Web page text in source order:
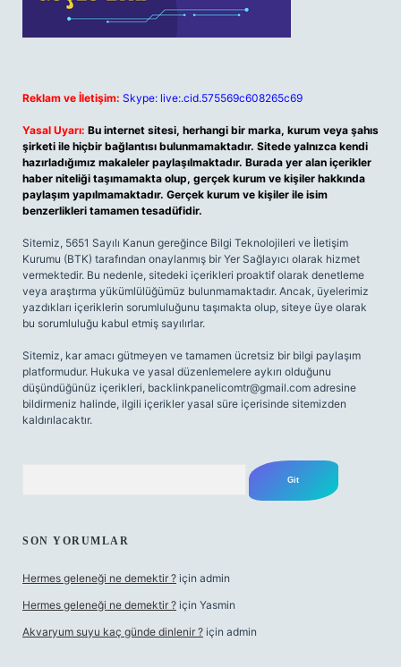
Reklam ve İletişim: Skype: live:.cid.575569c608265c69
Yasal Uyarı: Bu internet sitesi, herhangi bir marka, kurum veya şahıs
şirketi ile hiçbir bağlantısı bulunmamaktadır. Sitede yalnızca kendi
hazırladığımız makaleler paylaşılmaktadır. Burada yer alan içerikler
haber niteliği taşımamakta olup, gerçek kurum ve kişiler hakkında
paylaşım yapılmamaktadır. Gerçek kurum ve kişiler ile isim
benzerlikleri tamamen tesadüfidir.
Sitemiz, 5651 Sayılı Kanun gereğince Bilgi Teknolojileri ve İletişim
Kurumu (BTK) tarafından onaylanmış bir Yer Sağlayıcı olarak hizmet
vermektedir. Bu nedenle, sitedeki içerikleri proaktif olarak denetleme
veya araştırma yükümlülüğümüz bulunmamaktadır. Ancak, üyelerimiz
yazdıkları içeriklerin sorumluluğunu taşımakta olup, siteye üye olarak
bu sorumluluğu kabul etmiş sayılırlar.
Sitemiz, kar amacı gütmeyen ve tamamen ücretsiz bir bilgi paylaşım
platformudur. Hukuka ve yasal düzenlemelere aykırı olduğunu
düşündüğünüz içerikleri, backlinkpanelicomtr@gmail.com adresine
bildirmeniz halinde, ilgili içerikler yasal süre içerisinde sitemizden
kaldırılacaktır.
SON YORUMLAR
Hermes geleneği ne demektir ? için admin
Hermes geleneği ne demektir ? için Yasmin
Akvaryum suyu kaç günde dinlenir ? için admin